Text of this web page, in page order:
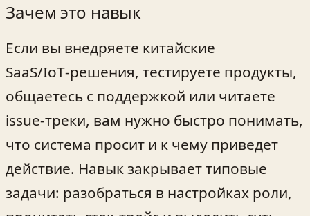
Зачем это навык
Если вы внедряете китайские
SaaS/IoT‑решения, тестируете продукты,
общаетесь с поддержкой или читаете
issue‑треки, вам нужно быстро понимать,
что система просит и к чему приведет
действие. Навык закрывает типовые
задачи: разобраться в настройках роли,